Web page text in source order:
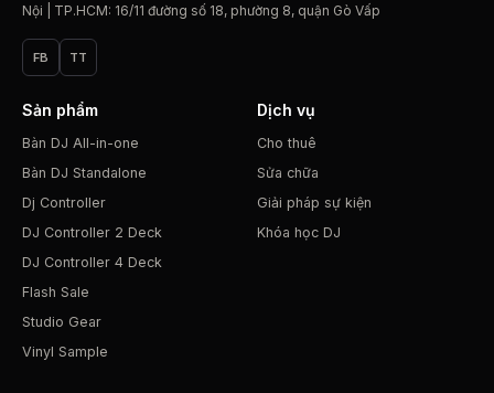
Nội | TP.HCM: 16/11 đường số 18, phường 8, quận Gò Vấp
FB TT
Sản phẩm
Bàn DJ All-in-one
Bàn DJ Standalone
Dj Controller
DJ Controller 2 Deck
DJ Controller 4 Deck
Flash Sale
Studio Gear
Vinyl Sample
Dịch vụ
Cho thuê
Sửa chữa
Giải pháp sự kiện
Khóa học DJ